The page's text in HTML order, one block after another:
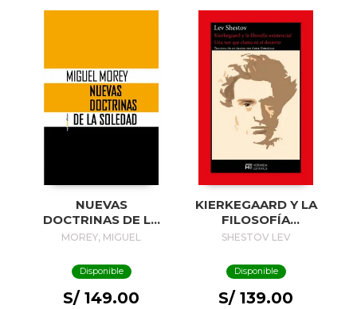
NUEVAS
DOCTRINAS DE LA
SOLEDAD
MOREY, MIGUEL
Disponible
S/ 149.00
KIERKEGAARD Y LA
FILOSOFÍA
EXISTENCIAL
SHESTOV LEV
Disponible
S/ 139.00